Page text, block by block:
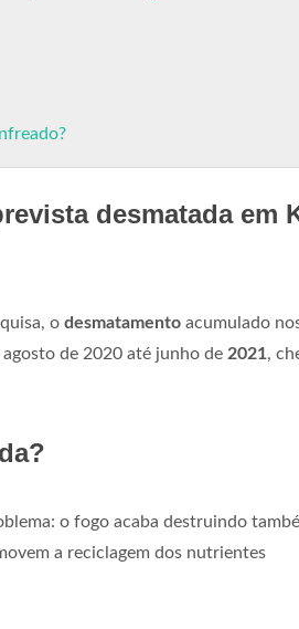
desmatada em
o desmatamento acumulado
de 2020 até junho de 2021,
o fogo acaba destruindo
a reciclagem dos nutrientes